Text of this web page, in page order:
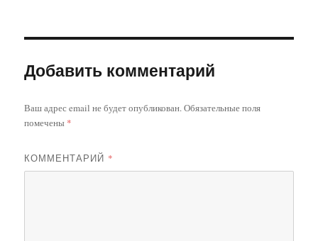
Добавить комментарий
Ваш адрес email не будет опубликован.Обязательные поля
помечены *
КОММЕНТАРИЙ *